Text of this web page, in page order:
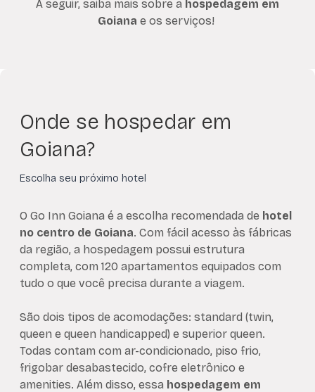
A seguir, saiba mais sobre a hospedagem em
Goiana e os serviços!
Onde se hospedar em
Goiana?
Escolha seu próximo hotel
O Go Inn Goiana é a escolha recomendada de hotel
no centro de Goiana. Com fácil acesso às fábricas
da região, a hospedagem possui estrutura
completa, com 120 apartamentos equipados com
tudo o que você precisa durante a viagem.
São dois tipos de acomodações: standard (twin,
queen e queen handicapped) e superior queen.
Todas contam com ar-condicionado, piso frio,
frigobar desabastecido, cofre eletrônico e
amenities. Além disso, essa hospedagem em